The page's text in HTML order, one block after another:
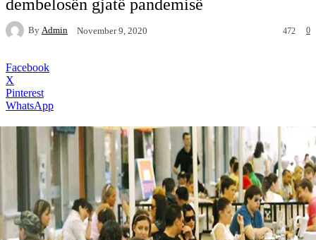
dembelosën gjatë pandemisë
By Admin November 9, 2020 0
472
Facebook
X
Pinterest
WhatsApp